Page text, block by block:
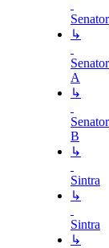
Senator
↳
Senator
A
↳
Senator
B
↳
Sintra
↳
Sintra
↳